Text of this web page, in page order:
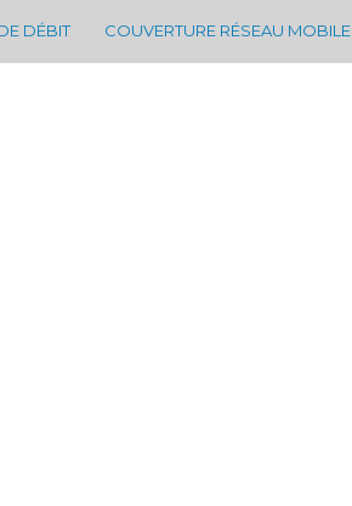
DÉBIT COUVERTURE RÉSEAU MOBILE